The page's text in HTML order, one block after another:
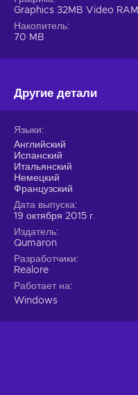
Graphics 32MB Video RAM
Накопитель
70 MB
Другие детали
Языки
Английский
Испанский
Итальянский
Немецкий
Французский
Дата выпуска
19 октября 2015 г.
Издатель
Qumaron
Разработчики
Realore
Работает на
Windows